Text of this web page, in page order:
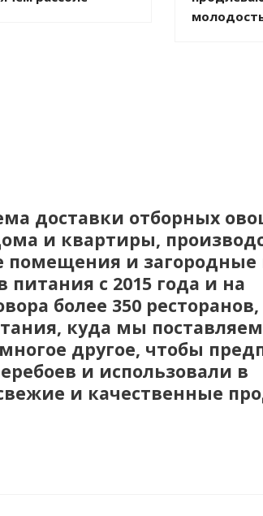
доставки отборных
и квартиры,
и загородные
с 2015 года и на
более 350
куда мы
другое, чтобы
и использовали в
и качественные